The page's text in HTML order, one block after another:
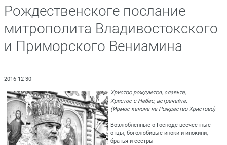
Рождественскоге послание
митрополита Владивостокского
и Приморского Вениамина
2016-12-30
Христос рождается, славьте,
Христос с Небес, встречайте.
(Ирмос канона на Рождество Христово)
Возлюбленные о Господе всечестные
отцы, боголюбивые иноки и инокини,
братья и сестры